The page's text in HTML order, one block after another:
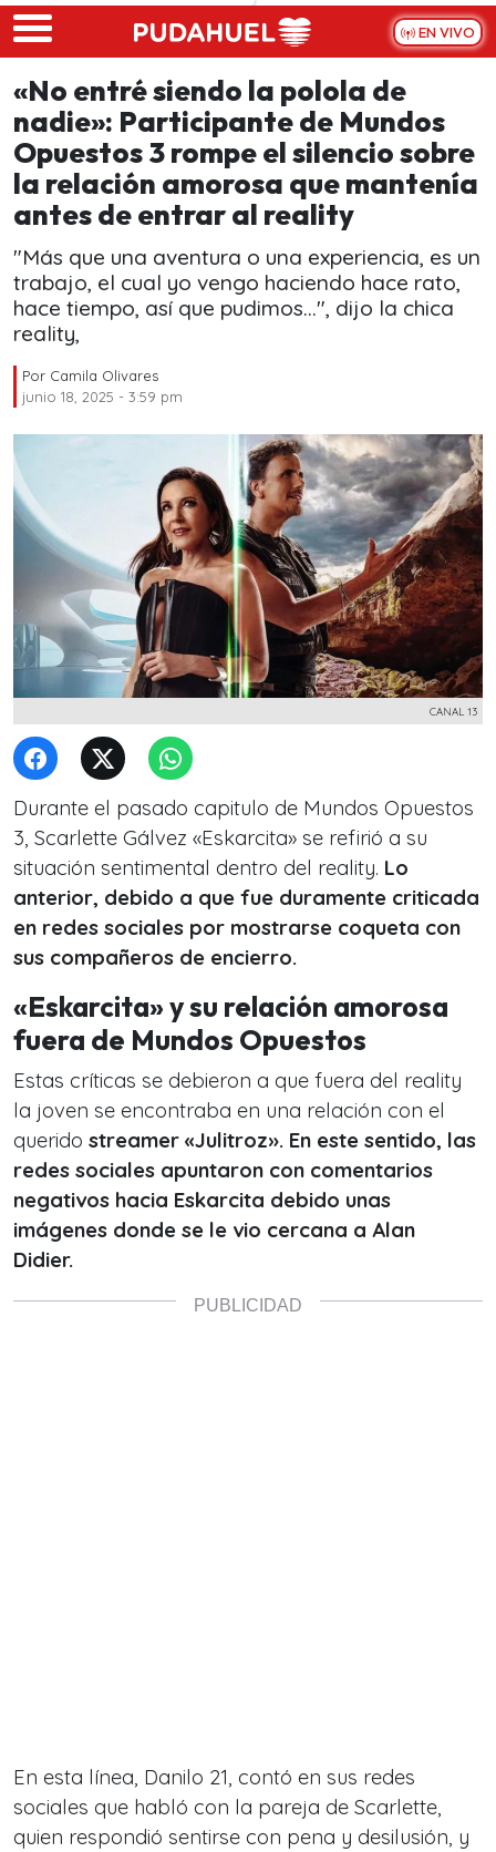
Skip to main content
EN VIVO
«No entré siendo la polola de
nadie»: Participante de Mundos
Opuestos 3 rompe el silencio sobre
la relación amorosa que mantenía
antes de entrar al reality
"Más que una aventura o una experiencia, es un
trabajo, el cual yo vengo haciendo hace rato,
hace tiempo, así que pudimos...", dijo la chica
reality,
Por Camila Olivares
junio 18, 2025 - 3:59 pm
CANAL 13
Durante el pasado capitulo de Mundos Opuestos
3, Scarlette Gálvez «Eskarcita» se refirió a su
situación sentimental dentro del reality. Lo
anterior, debido a que fue duramente criticada
en redes sociales por mostrarse coqueta con
sus compañeros de encierro.
«Eskarcita» y su relación amorosa
fuera de Mundos Opuestos
Estas críticas se debieron a que fuera del reality
la joven se encontraba en una relación con el
querido streamer «Julitroz». En este sentido, las
redes sociales apuntaron con comentarios
negativos hacia Eskarcita debido unas
imágenes donde se le vio cercana a Alan
Didier.
En esta línea, Danilo 21, contó en sus redes
sociales que habló con la pareja de Scarlette,
quien respondió sentirse con pena y desilusión, y